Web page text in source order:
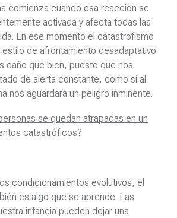
comienza cuando esa reacción se
activada y afecta todas las
En ese momento el catastrofismo
de afrontamiento desadaptativo
daño que bien, puesto que nos
de alerta constante, como si al
nos aguardara un peligro inminente.
se quedan atrapadas en un
catastróficos?
condicionamientos evolutivos, el
es algo que se aprende. Las
infancia pueden dejar una